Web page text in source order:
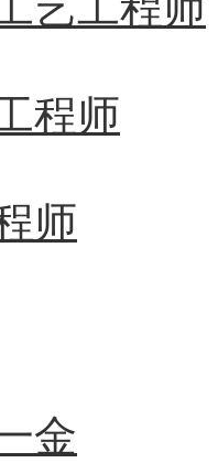
程师
师
金